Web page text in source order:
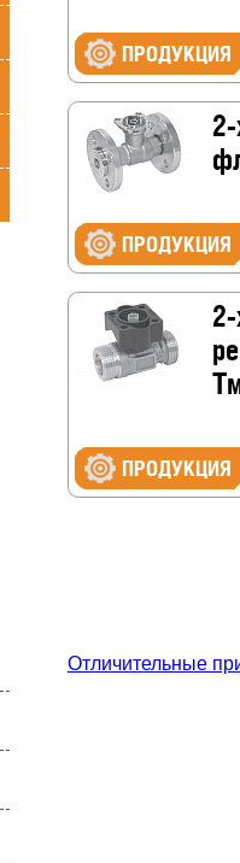
ПРОДУКЦИЯ
ПРОДУКЦИЯ
ПРОДУКЦИЯ
Отличительные